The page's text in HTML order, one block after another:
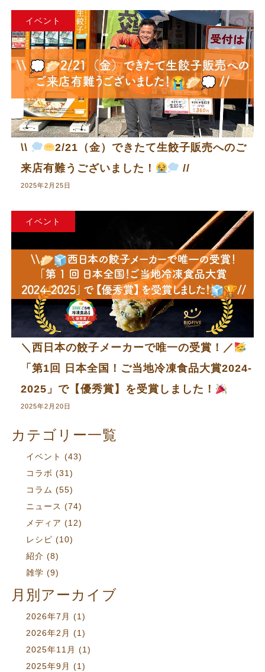
イベント
\\
2/21（金）できたて生餃子販売へのご
来店有難うございました！
//
2025年2月25日
イベント
＼西日本の餃子メーカーで唯一の受賞！／
「第1回 日本全国！ご当地冷凍食品大賞2024-
2025」で【優秀賞】を受賞しました！
2025年2月20日
カテゴリー一覧
イベント (43)
コラボ (31)
コラム (55)
ニュース (74)
メディア (12)
レシピ (10)
紹介 (8)
雑学 (9)
月別アーカイブ
2026年7月 (1)
2026年2月 (1)
2025年11月 (1)
2025年9月 (1)